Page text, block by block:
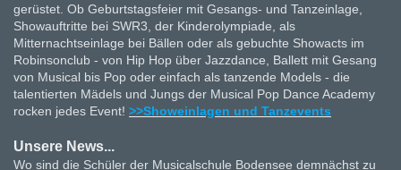
gerüstet. Ob Geburtstagsfeier mit Gesangs- und Tanzeinlage,
Showauftritte bei SWR3, der Kinderolympiade, als
Mitternachtseinlage bei Bällen oder als gebuchte Showacts im
Robinsonclub - von Hip Hop über Jazzdance, Ballett mit Gesang
von Musical bis Pop oder einfach als tanzende Models - die
talentierten Mädels und Jungs der Musical Pop Dance Academy
rocken jedes Event! >>Showeinlagen und Tanzevents
Unsere News...
Wo sind die Schüler der Musicalschule Bodensee demnächst zu